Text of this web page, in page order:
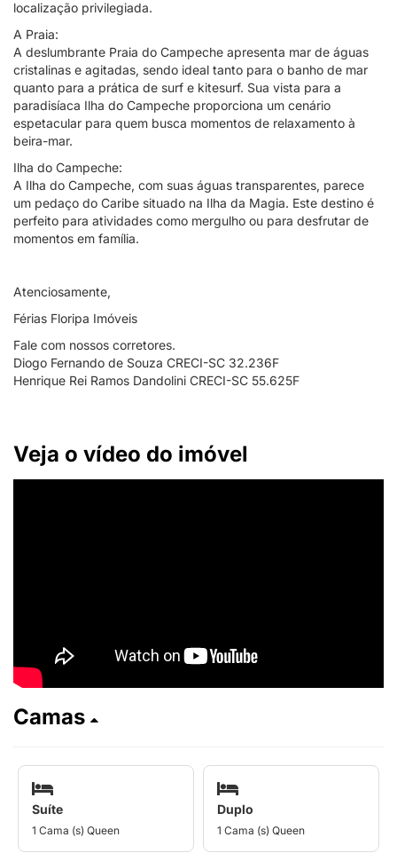
localização privilegiada.
A Praia:
A deslumbrante Praia do Campeche apresenta mar de águas
cristalinas e agitadas, sendo ideal tanto para o banho de mar
quanto para a prática de surf e kitesurf. Sua vista para a
paradisíaca Ilha do Campeche proporciona um cenário
espetacular para quem busca momentos de relaxamento à
beira-mar.
Ilha do Campeche:
A Ilha do Campeche, com suas águas transparentes, parece
um pedaço do Caribe situado na Ilha da Magia. Este destino é
perfeito para atividades como mergulho ou para desfrutar de
momentos em família.
Atenciosamente,
Férias Floripa Imóveis
Fale com nossos corretores.
Diogo Fernando de Souza CRECI-SC 32.236F
Henrique Rei Ramos Dandolini CRECI-SC 55.625F
Veja o vídeo do imóvel
Camas
Suíte
1 Cama (s) Queen
Duplo
1 Cama (s) Queen